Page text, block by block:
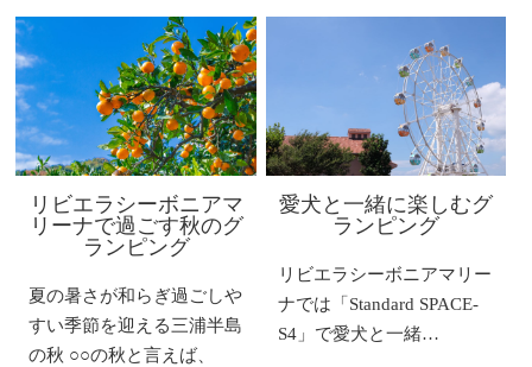
リビエラシーボニアマ
リーナで過ごす秋のグ
ランピング
夏の暑さが和らぎ過ごしや
すい季節を迎える三浦半島
の秋 ○○の秋と言えば、
愛犬と一緒に楽しむグ
ランピング
リビエラシーボニアマリー
ナでは「Standard SPACE-
S4」で愛犬と一緒…